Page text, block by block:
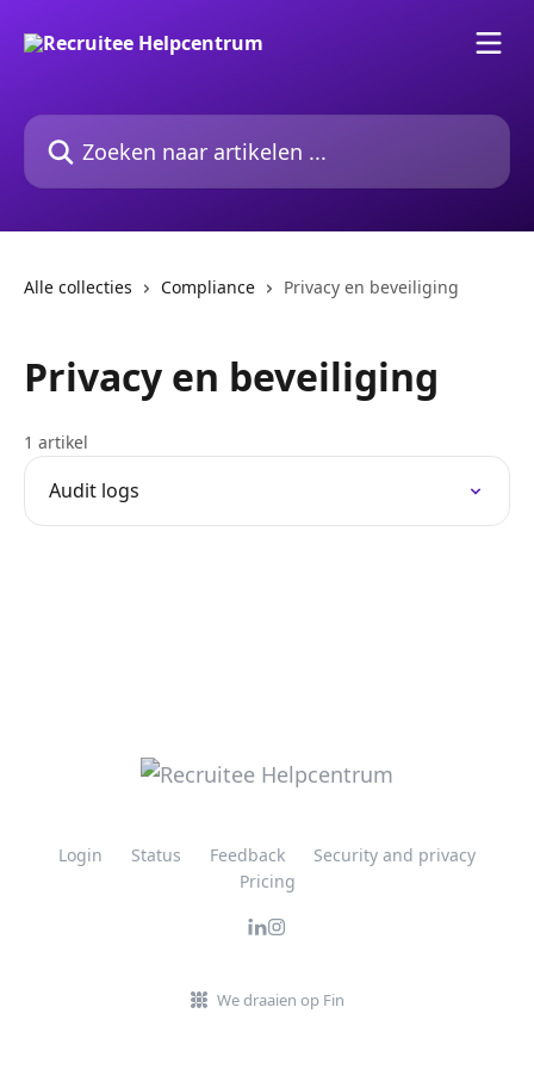
Zoeken naar artikelen ...
Alle collecties Compliance Privacy en beveiliging
Privacy en beveiliging
1 artikel
Audit logs
Login Status Feedback
Security and privacy
Pricing
We draaien op Fin